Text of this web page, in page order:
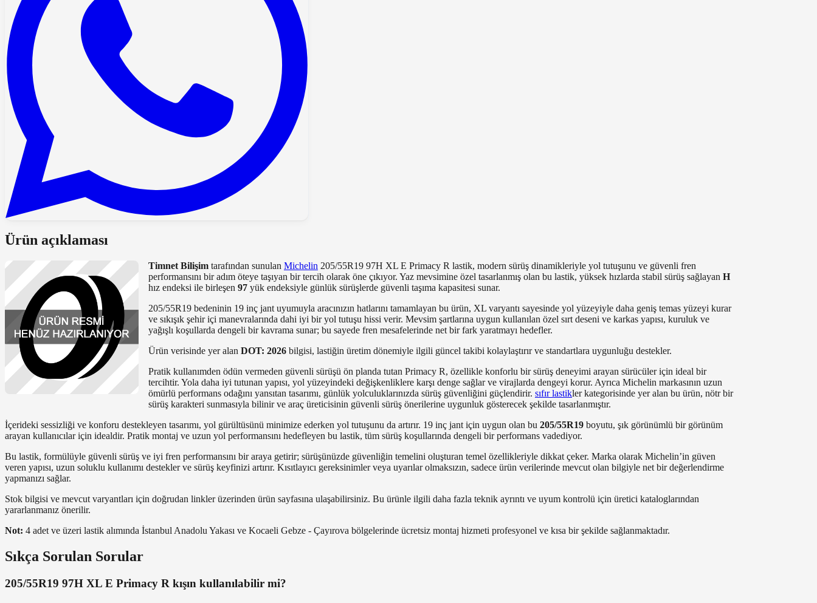
Ürün açıklaması
Timnet Bilişim tarafından sunulan Michelin 205/55R19 97H XL E Primacy R lastik, modern sürüş dinamikleriyle yol tutuşunu ve güvenli fren
performansını bir adım öteye taşıyan bir tercih olarak öne çıkıyor. Yaz mevsimine özel tasarlanmış olan bu lastik, yüksek hızlarda stabil sürüş sağlayan H
hız endeksi ile birleşen 97 yük endeksiyle günlük sürüşlerde güvenli taşıma kapasitesi sunar.
205/55R19 bedeninin 19 inç jant uyumuyla aracınızın hatlarını tamamlayan bu ürün, XL varyantı sayesinde yol yüzeyiyle daha geniş temas yüzeyi kurar
ve sıkışık şehir içi manevralarında dahi iyi bir yol tutuşu hissi verir. Mevsim şartlarına uygun kullanılan özel sırt deseni ve karkas yapısı, kuruluk ve
yağışlı koşullarda dengeli bir kavrama sunar; bu sayede fren mesafelerinde net bir fark yaratmayı hedefler.
Ürün verisinde yer alan DOT: 2026 bilgisi, lastiğin üretim dönemiyle ilgili güncel takibi kolaylaştırır ve standartlara uygunluğu destekler.
Pratik kullanımden ödün vermeden güvenli sürüşü ön planda tutan Primacy R, özellikle konforlu bir sürüş deneyimi arayan sürücüler için ideal bir
tercihtir. Yola daha iyi tutunan yapısı, yol yüzeyindeki değişkenliklere karşı denge sağlar ve virajlarda dengeyi korur. Ayrıca Michelin markasının uzun
ömürlü performans odağını yansıtan tasarımı, günlük yolculuklarınızda sürüş güvenliğini güçlendirir. sıfır lastikler kategorisinde yer alan bu ürün, nötr bir
sürüş karakteri sunmasıyla bilinir ve araç üreticisinin güvenli sürüş önerilerine uygunluk gösterecek şekilde tasarlanmıştır.
İçerideki sessizliği ve konforu destekleyen tasarımı, yol gürültüsünü minimize ederken yol tutuşunu da artırır. 19 inç jant için uygun olan bu 205/55R19 boyutu, şık görünümlü bir görünüm
arayan kullanıcılar için idealdir. Pratik montaj ve uzun yol performansını hedefleyen bu lastik, tüm sürüş koşullarında dengeli bir performans vadediyor.
Bu lastik, formülüyle güvenli sürüş ve iyi fren performansını bir araya getirir; sürüşünüzde güvenliğin temelini oluşturan temel özellikleriyle dikkat çeker. Marka olarak Michelin’in güven
veren yapısı, uzun soluklu kullanımı destekler ve sürüş keyfinizi artırır. Kısıtlayıcı gereksinimler veya uyarılar olmaksızın, sadece ürün verilerinde mevcut olan bilgiyle net bir değerlendirme
yapmanızı sağlar.
Stok bilgisi ve mevcut varyantları için doğrudan linkler üzerinden ürün sayfasına ulaşabilirsiniz. Bu ürünle ilgili daha fazla teknik ayrıntı ve uyum kontrolü için üretici kataloglarından
yararlanmanız önerilir.
Not: 4 adet ve üzeri lastik alımında İstanbul Anadolu Yakası ve Kocaeli Gebze - Çayırova bölgelerinde ücretsiz montaj hizmeti profesyonel ve kısa bir şekilde sağlanmaktadır.
Sıkça Sorulan Sorular
205/55R19 97H XL E Primacy R kışın kullanılabilir mi?